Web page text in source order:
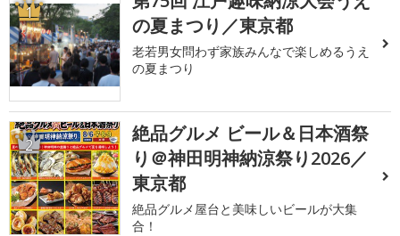
1
の夏まつり／東京都
老若男女問わず家族みんなで楽しめるうえ
の夏まつり
2
絶品グルメ ビール＆日本酒祭
り＠神田明神納涼祭り2026／
東京都
絶品グルメ屋台と美味しいビールが大集
合！